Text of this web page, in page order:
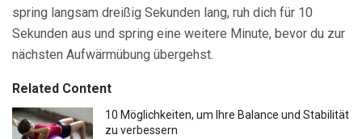
spring langsam dreißig Sekunden lang, ruh dich für 10
Sekunden aus und spring eine weitere Minute, bevor du zur
nächsten Aufwärmübung übergehst.
Related Content
10 Möglichkeiten, um Ihre Balance und Stabilität
zu verbessern